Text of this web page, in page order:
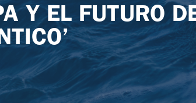
Y EL FUTURO